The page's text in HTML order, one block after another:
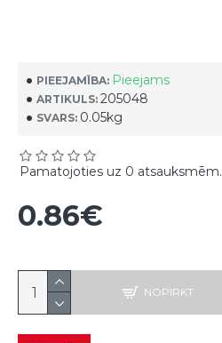
PIEEJAMĪBA: Pieejams
ARTIKULS: 205048
SVARS: 0.05kg
Pamatojoties uz 0 atsauksmēm.
0.86€
NOPIRKT